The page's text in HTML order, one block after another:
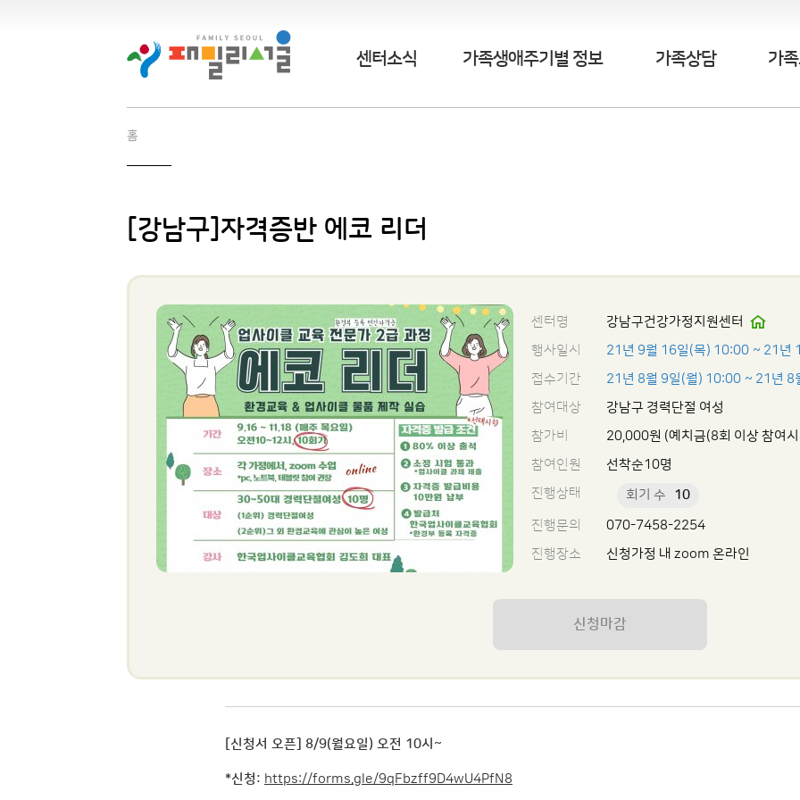
센터소식 가족생애주기별 정보 가족상담 가
홈
[강남구]자격증반 에코 리더
센터명
강남구건강가정지원센터
행사일시
21년 9월 16일(목) 10:00 ~ 21년
접수기간
21년 8월 9일(월) 10:00 ~ 21년 8
참여대상
강남구 경력단절 여성
참가비
20,000원 (예치금(8회 이상 참여
참여인원
선착순10명
진행상태
회기 수
10
진행문의
070-7458-2254
진행장소
신청가정 내 zoom 온라인
신청마감
[신청서 오픈] 8/9(월요일) 오전 10시~
*신청: https://forms.gle/9qFbzff9D4wU4PfN8